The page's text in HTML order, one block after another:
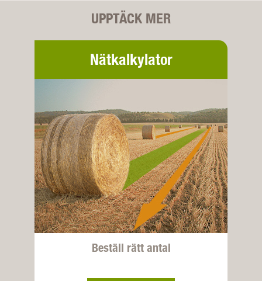
UPPTÄCK MER
Nätkalkylator
Beställ rätt antal